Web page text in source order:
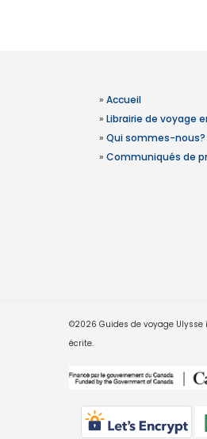
» Accueil
» Librairie de voyage
» Qui sommes-nous?
» Communiqués de
©2026 Guides de voyage
écrite.